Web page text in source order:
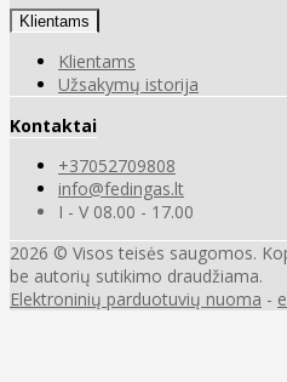
Klientams
Klientams
Užsakymų istorija
Kontaktai
+37052709808
info@fedingas.lt
I - V 08.00 - 17.00
2026 © Visos teisės saugomos.
be autorių sutikimo draudžiama.
Elektroninių parduotuvių nuoma -